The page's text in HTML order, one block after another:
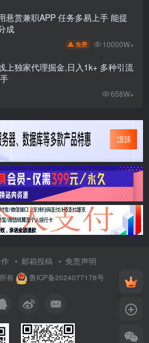
悬赏兼职APP 任务多易上手 能提
成
免费 10000W+
上独家代理掘金,日入1k+ 多种引流
658W+
邮箱投稿 免责声明
有 鲁ICP备2024077178号